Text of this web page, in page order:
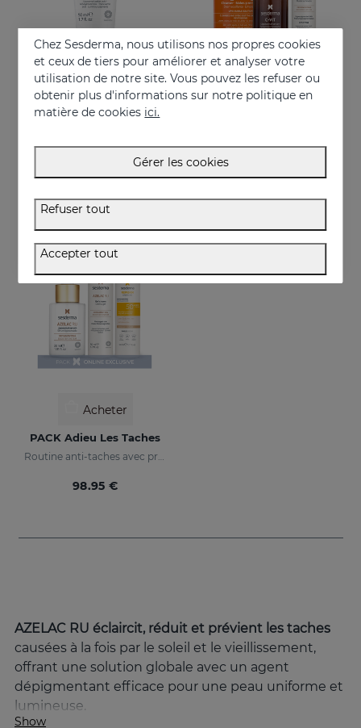
Acheter
Crème pour les mains qui tonifie la peau
11.95 €
Acheter
81.95 €
Acheter
PACK Adieu Les Taches
Routine anti-taches avec protection solaire
98.95 €
AZELAC RU éclaircit, réduit et prévient les taches
causées à la fois par le soleil et le vieillissement,
offrant une solution globale avec un agent
dépigmentant efficace pour une peau uniforme et
lumineuse.
Show
Chez Sesderma, nous utilisons nos propres cookies
et ceux de tiers pour améliorer et analyser votre
utilisation de notre site. Vous pouvez les refuser ou
obtenir plus d'informations sur notre politique en
matière de cookies ici.
Gérer les cookies
Refuser tout
Accepter tout